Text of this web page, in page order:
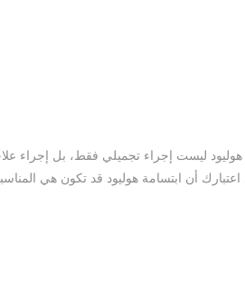
هوليود ليست إجراء تجميلي فقط، بل إجراء
أن ابتسامة هوليود قد تكون هي